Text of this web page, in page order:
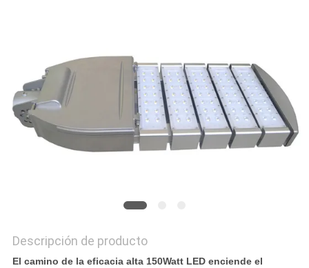
SITIO
PRIVACY
POLICY
Descripción de producto
El camino de la eficacia alta 150Watt LED enciende el